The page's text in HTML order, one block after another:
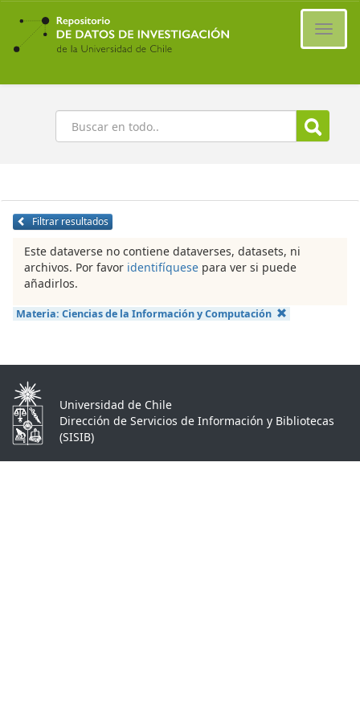
Ir
contenido
principal
Buscar
Filtrar resultados
Este dataverse no contiene dataverses, datasets, ni
archivos. Por favor identifíquese para ver si puede
añadirlos.
Materia: Ciencias de la Información y Computación
Universidad de Chile
Dirección de Servicios de Información y Bibliotecas
(SISIB)